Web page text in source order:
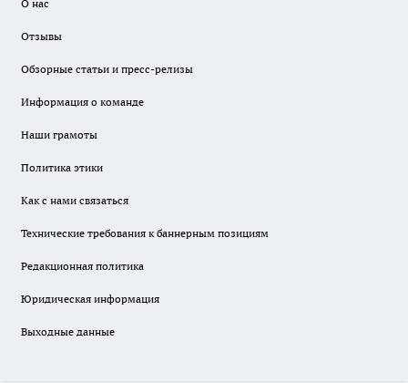
О нас
Отзывы
Обзорные статьи и пресс-релизы
Информация о команде
Наши грамоты
Политика этики
Как с нами связаться
Технические требования к баннерным позициям
Редакционная политика
Юридическая информация
Выходные данные